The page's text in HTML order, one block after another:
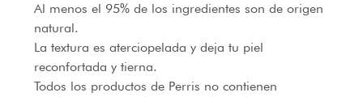
Al menos el 95% de los ingredientes son de origen
natural.
La textura es aterciopelada y deja tu piel
reconfortada y tierna.
Todos los productos de Perris no contienen